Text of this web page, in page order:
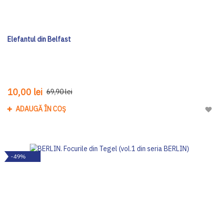
Elefantul din Belfast
10,00 lei 69,90 lei
ADAUGĂ ÎN COȘ
-49%